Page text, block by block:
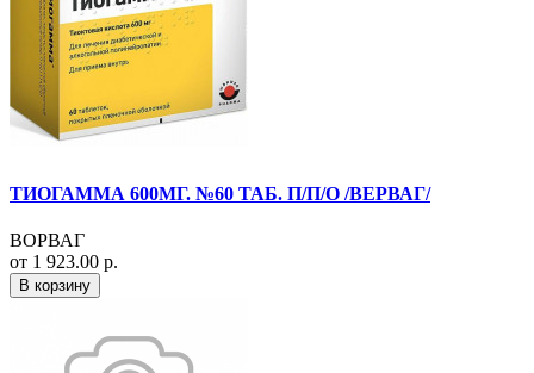
ТИОГАММА 600МГ. №60 ТАБ. П/П/О /ВЕРВАГ/
ВОРВАГ
от 1 923.00 р.
В корзину